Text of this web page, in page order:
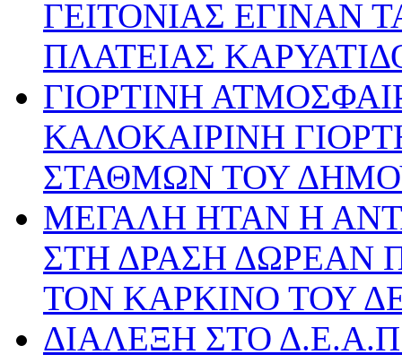
ΓΕΙΤΟΝΙΑΣ ΕΓΙΝΑΝ
ΠΛΑΤΕΙΑΣ
ΓΙΟΡΤΙΝΗ
ΚΑΛΟΚΑΙΡΙΝΗ
ΣΤΑΘΜΩΝ ΤΟΥ
ΜΕΓΑΛΗ ΗΤΑΝ Η
ΣΤΗ ΔΡΑΣΗ ΔΩΡΕΑΝ
ΤΟΝ ΚΑΡΚΙΝΟ ΤΟΥ
ΔΙΑΛΕΞΗ ΣΤΟ